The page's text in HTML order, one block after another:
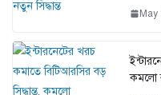
May
কমলো